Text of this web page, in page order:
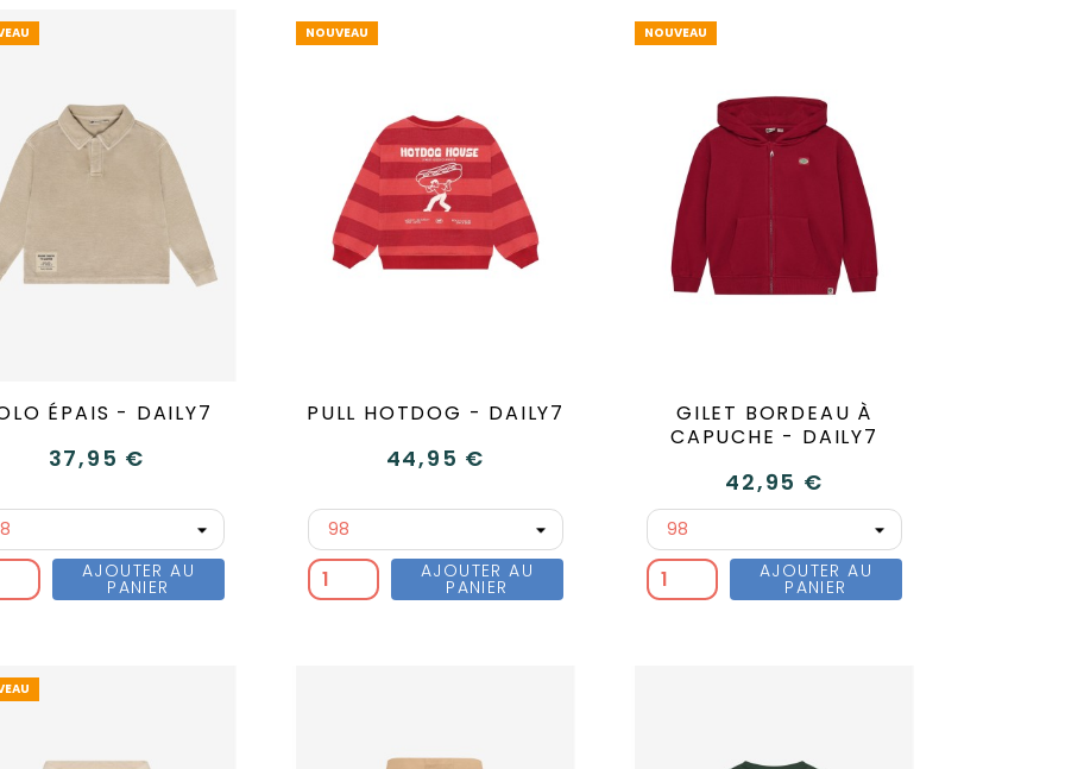
ÉPAIS - DAILY7
37,95 €
AJOUTER AU
PANIER
NOUVEAU
PULL HOTDOG - DAILY7
44,95 €
AJOUTER AU
PANIER
NOUVEAU
GILET BORDEAU À
CAPUCHE - DAILY7
42,95 €
AJOUTER AU
PANIER